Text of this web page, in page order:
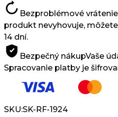
Studené
Kladivo
Bezproblémové
produkt nevyhovuje,
14 dní.
Bezpečný nákupVaše
Spracovanie platby je
SKU:SK-RF-1924